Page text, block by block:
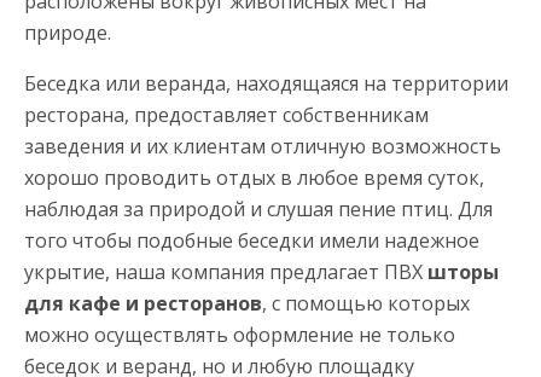
природе.
Беседка или веранда, находящаяся на территории
ресторана, предоставляет собственникам
заведения и их клиентам отличную возможность
хорошо проводить отдых в любое время суток,
наблюдая за природой и слушая пение птиц. Для
того чтобы подобные беседки имели надежное
укрытие, наша компания предлагает ПВХ шторы
для кафе и ресторанов, с помощью которых
можно осуществлять оформление не только
беседок и веранд, но и любую площадку